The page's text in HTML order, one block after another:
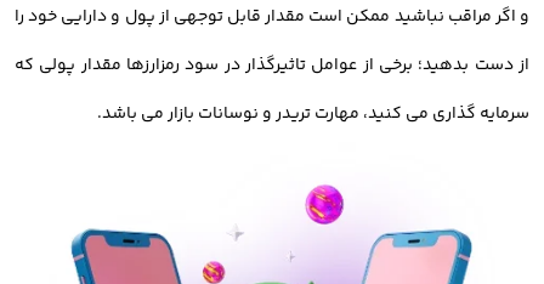
چهارمین مرحله خرید ارز دیجیتال، شارژ حساب کاربری است. شما
بایستی پس از ثبت نام، کیف پول خود را با استفاده از حساب بانکی
نگهداری دارایی در کیف پول
در آخرین مرحله از مراحل خرید و فروش ارزدیجیتال، باید دارایی خود را
و اگر مراقب نباشید ممکن است مقدار قابل توجهی از پول و دارایی خود را
از دست بدهید؛ برخی از عوامل تاثیرگذار در سود رمزارزها مقدار پولی که
سرمایه گذاری می کنید، مهارت تریدر و نوسانات بازار می باشد.